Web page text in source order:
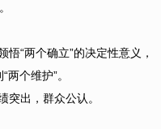
“两个确立”的决定性意义，
两个维护”。
突出，群众公认。